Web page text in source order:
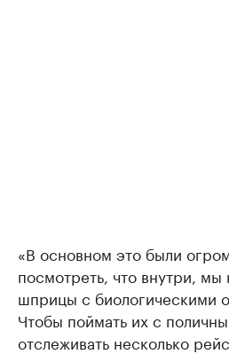
«В основном это были
посмотреть, что внутри, мы
шприцы с биологическими
Чтобы поймать их с
отслеживать несколько